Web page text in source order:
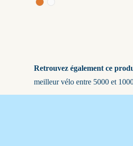
Retrouvez également ce
meilleur vélo entre 5000 et